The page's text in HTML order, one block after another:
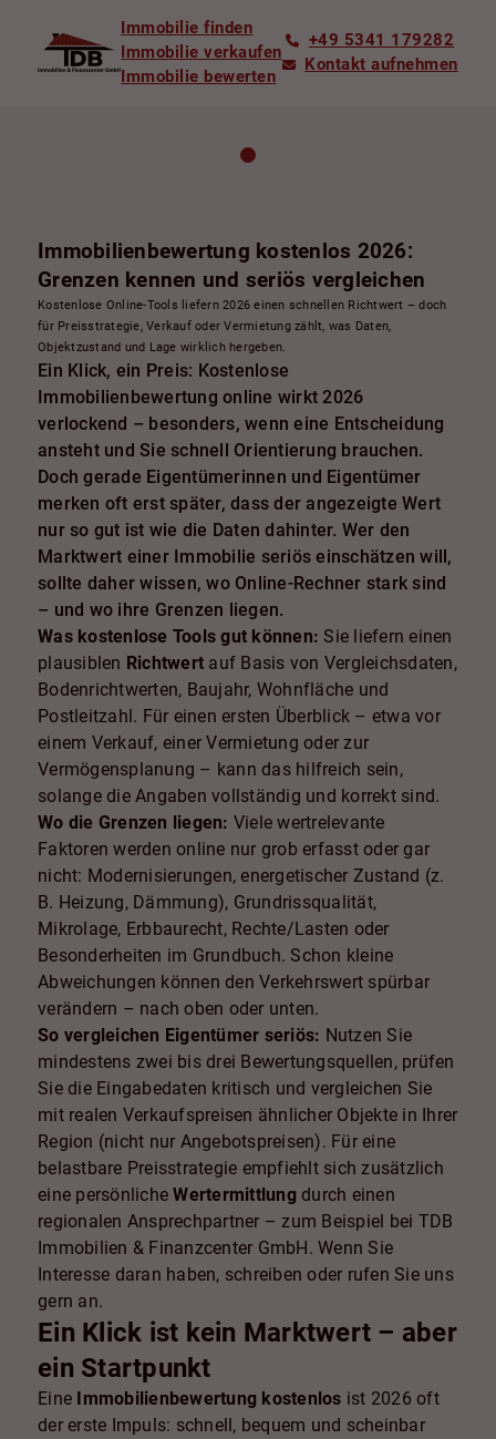
Immobilie finden
Immobilie verkaufen
Immobilie bewerten
+49 5341 179282
Kontakt aufnehmen
Immobilienbewertung kostenlos 2026:
Grenzen kennen und seriös vergleichen
Kostenlose Online-Tools liefern 2026 einen schnellen Richtwert – doch
für Preisstrategie, Verkauf oder Vermietung zählt, was Daten,
Objektzustand und Lage wirklich hergeben.
Ein Klick, ein Preis: Kostenlose
Immobilienbewertung online wirkt 2026
verlockend – besonders, wenn eine Entscheidung
ansteht und Sie schnell Orientierung brauchen.
Doch gerade Eigentümerinnen und Eigentümer
merken oft erst später, dass der angezeigte Wert
nur so gut ist wie die Daten dahinter. Wer den
Marktwert einer Immobilie seriös einschätzen will,
sollte daher wissen, wo Online-Rechner stark sind
– und wo ihre Grenzen liegen.
Was kostenlose Tools gut können: Sie liefern einen
plausiblen Richtwert auf Basis von Vergleichsdaten,
Bodenrichtwerten, Baujahr, Wohnfläche und
Postleitzahl. Für einen ersten Überblick – etwa vor
einem Verkauf, einer Vermietung oder zur
Vermögensplanung – kann das hilfreich sein,
solange die Angaben vollständig und korrekt sind.
Wo die Grenzen liegen: Viele wertrelevante
Faktoren werden online nur grob erfasst oder gar
nicht: Modernisierungen, energetischer Zustand (z.
B. Heizung, Dämmung), Grundrissqualität,
Mikrolage, Erbbaurecht, Rechte/Lasten oder
Besonderheiten im Grundbuch. Schon kleine
Abweichungen können den Verkehrswert spürbar
verändern – nach oben oder unten.
So vergleichen Eigentümer seriös: Nutzen Sie
mindestens zwei bis drei Bewertungsquellen, prüfen
Sie die Eingabedaten kritisch und vergleichen Sie
mit realen Verkaufspreisen ähnlicher Objekte in Ihrer
Region (nicht nur Angebotspreisen). Für eine
belastbare Preisstrategie empfiehlt sich zusätzlich
eine persönlicheWertermittlungdurch einen
regionalen Ansprechpartner – zum Beispiel bei TDB
Immobilien & Finanzcenter GmbH. Wenn Sie
Interesse daran haben, schreiben oder rufen Sie uns
gern an.
Ein Klick ist kein Marktwert – aber
ein Startpunkt
Eine Immobilienbewertung kostenlos ist 2026 oft
der erste Impuls: schnell, bequem und scheinbar